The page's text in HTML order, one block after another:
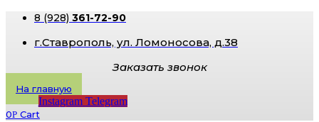
8 (928) 361-72-90
г.Ставрополь, ​ул. Ломоносова, д.38
Заказать звонок
На главную
Instagram Telegram
0Р Cart